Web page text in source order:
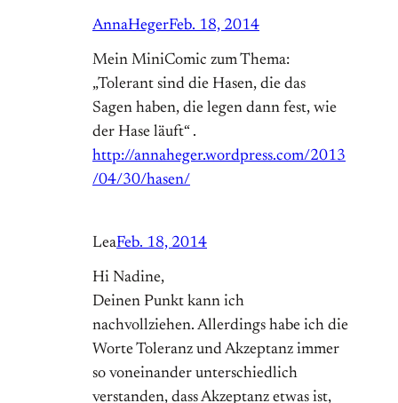
AnnaHegerFeb. 18, 2014
Mein MiniComic zum Thema:
„Tolerant sind die Hasen, die das
Sagen haben, die legen dann fest, wie
der Hase läuft“ .
http://annaheger.wordpress.com/2013
/04/30/hasen/
LeaFeb. 18, 2014
Hi Nadine,
Deinen Punkt kann ich
nachvollziehen. Allerdings habe ich die
Worte Toleranz und Akzeptanz immer
so voneinander unterschiedlich
verstanden, dass Akzeptanz etwas ist,